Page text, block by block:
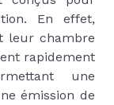
En effet,
leur chambre
rapidement
une
émission de